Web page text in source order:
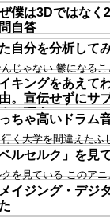
／京都アニメーショ
の中二恋を見た 前回
、アニオタ...
僕は3Dではなく
自答
言語化してやる 長ら
うことをいろいろな
具体的に...
自分を分析して
じゃない 鬱になる
期待しているんだ そ
罪符だとも...
キングをあえて
。宣伝せずにサ
る理由。
ングを作る。 メイ
ーンなイメージのメ
に投稿して...
ちゃ高いドラム
く大学を間違えたふ
グの練習もかねて、
を買いまし...
ベルセルク」を見
を見ている このア
くつもりだが、すで
があったので...
イジング・デジ